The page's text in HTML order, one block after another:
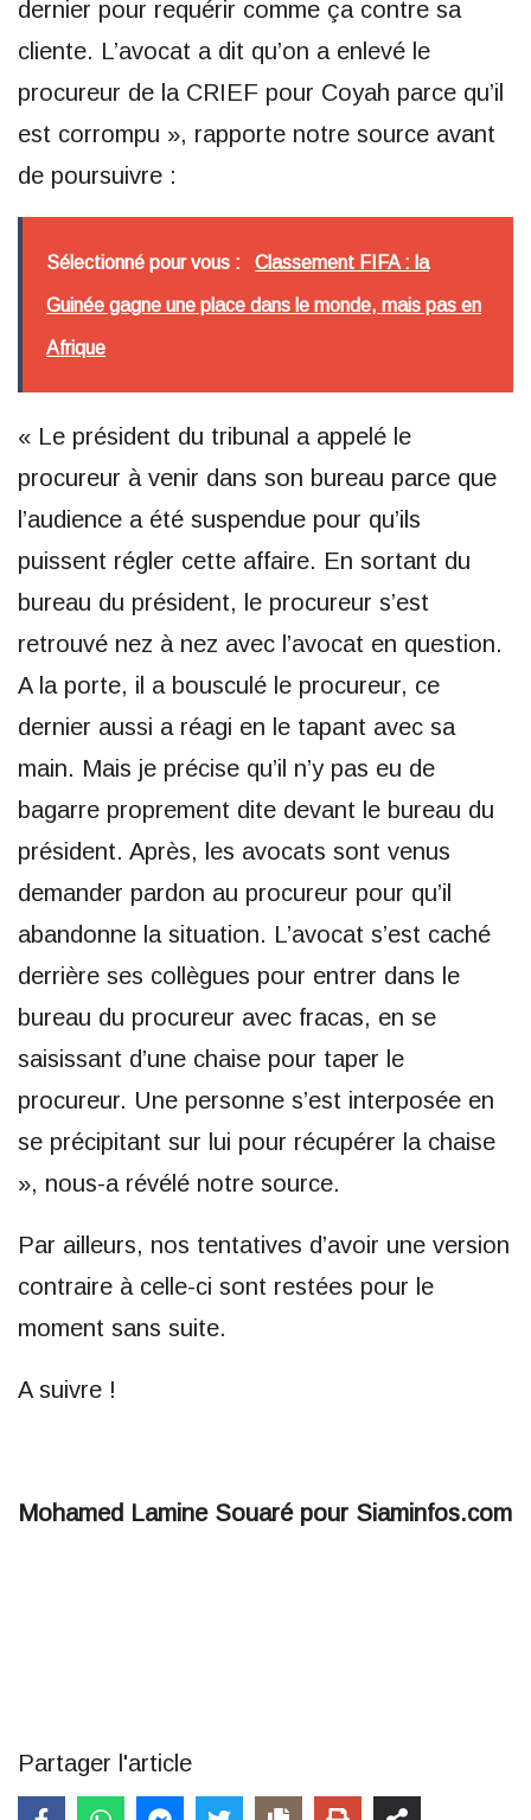
dernier pour requérir comme ça contre sa
cliente. L’avocat a dit qu’on a enlevé le
procureur de la CRIEF pour Coyah parce qu’il
est corrompu », rapporte notre source avant
de poursuivre :
Sélectionné pour vous : Classement FIFA : la
Guinée gagne une place dans le monde, mais pas en
Afrique
« Le président du tribunal a appelé le
procureur à venir dans son bureau parce que
l’audience a été suspendue pour qu’ils
puissent régler cette affaire. En sortant du
bureau du président, le procureur s’est
retrouvé nez à nez avec l’avocat en question.
A la porte, il a bousculé le procureur, ce
dernier aussi a réagi en le tapant avec sa
main. Mais je précise qu’il n’y pas eu de
bagarre proprement dite devant le bureau du
président. Après, les avocats sont venus
demander pardon au procureur pour qu’il
abandonne la situation. L’avocat s’est caché
derrière ses collègues pour entrer dans le
bureau du procureur avec fracas, en se
saisissant d’une chaise pour taper le
procureur. Une personne s’est interposée en
se précipitant sur lui pour récupérer la chaise
», nous-a révélé notre source.
Par ailleurs, nos tentatives d’avoir une version
contraire à celle-ci sont restées pour le
moment sans suite.
A suivre !
Mohamed Lamine Souaré pour Siaminfos.com
Partager l'article